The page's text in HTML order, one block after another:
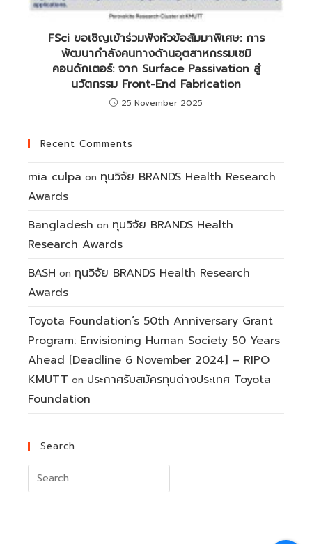
FSci ขอเชิญเข้าร่วมฟังหัวข้อสัมมาพิเศษ: การ
พัฒนากำลังคนทางด้านอุตสาหกรรมเซมิ
คอนดักเตอร์: จาก Surface Passivation สู่
นวัตกรรม Front-End Fabrication
25 November 2025
Recent Comments
mia culpa on ทุนวิจัย BRANDS Health Research
Awards
Bangladesh on ทุนวิจัย BRANDS Health
Research Awards
BASH on ทุนวิจัย BRANDS Health Research
Awards
Toyota Foundation’s 50th Anniversary Grant
Program: Envisioning Human Society 50 Years
Ahead [Deadline 6 November 2024] – RIPO
KMUTT on ประกาศรับสมัครทุนต่างประเทศ Toyota
Foundation
Search
Search
for: